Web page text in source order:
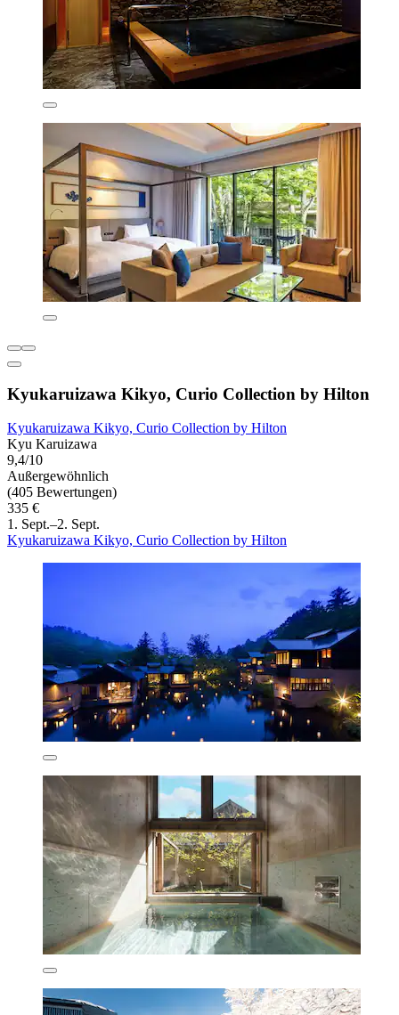
Kyukaruizawa Kikyo, Curio Collection by Hilton
Kyukaruizawa Kikyo, Curio Collection by Hilton
Kyu Karuizawa
9,4/10
Außergewöhnlich
(405 Bewertungen)
335 €
1. Sept.–2. Sept.
Kyukaruizawa Kikyo, Curio Collection by Hilton